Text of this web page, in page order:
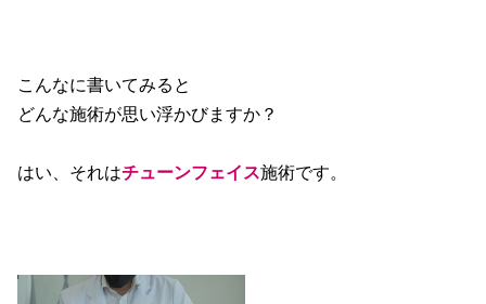
こんなに書いてみると
どんな施術が思い浮かびますか？
はい、それはチューンフェイス施術です。